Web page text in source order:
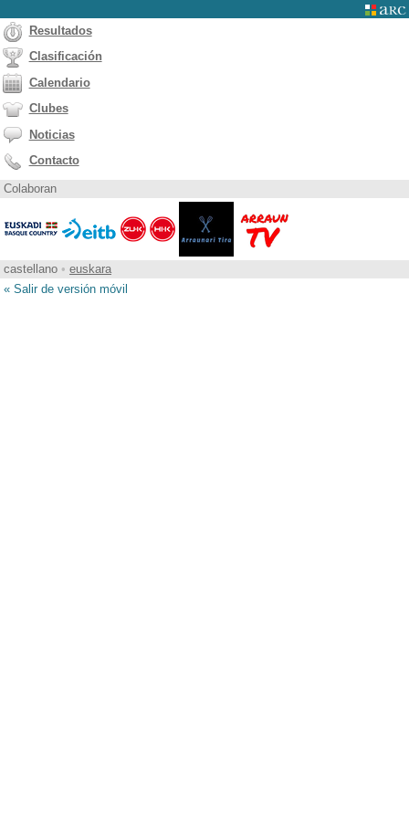
Resultados
Clasificación
Calendario
Clubes
Noticias
Contacto
Colaboran
castellano • euskara
« Salir de versión móvil